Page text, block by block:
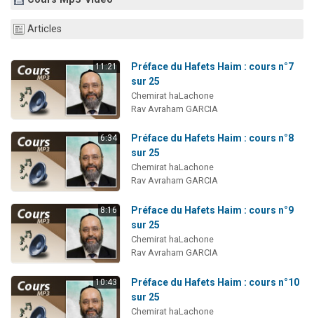
12 nouvelles musiques dans Torah-Box Music
Articles
11:21
Préface du Hafets Haim : cours n°7
sur 25
Chemirat haLachone
Rav Avraham GARCIA
6:34
Préface du Hafets Haim : cours n°8
sur 25
Chemirat haLachone
Rav Avraham GARCIA
8:16
Préface du Hafets Haim : cours n°9
sur 25
Chemirat haLachone
Rav Avraham GARCIA
10:43
Préface du Hafets Haim : cours n°10
sur 25
Chemirat haLachone